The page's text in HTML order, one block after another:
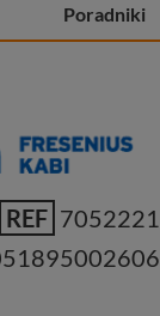
Poradniki
REF 7052221